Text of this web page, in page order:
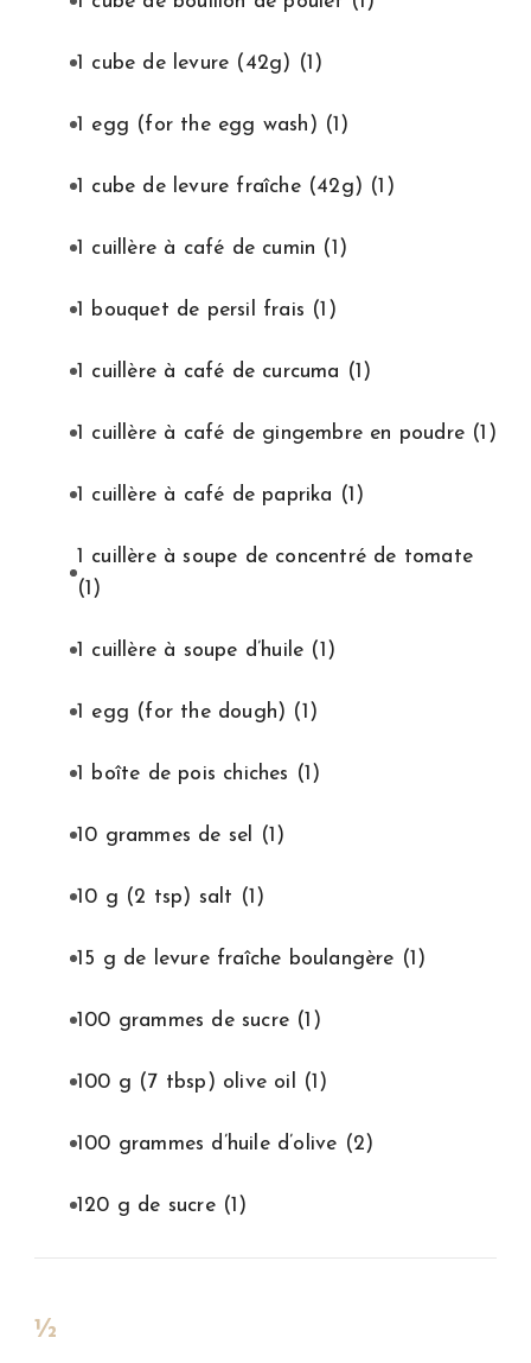
1 cube de levure (42g) (1)
1 egg (for the egg wash) (1)
1 cube de levure fraîche (42g) (1)
1 cuillère à café de cumin (1)
1 bouquet de persil frais (1)
1 cuillère à café de curcuma (1)
1 cuillère à café de gingembre en poudre (1)
1 cuillère à café de paprika (1)
1 cuillère à soupe de concentré de tomate
(1)
1 cuillère à soupe d’huile (1)
1 egg (for the dough) (1)
1 boîte de pois chiches (1)
10 grammes de sel (1)
10 g (2 tsp) salt (1)
15 g de levure fraîche boulangère (1)
100 grammes de sucre (1)
100 g (7 tbsp) olive oil (1)
100 grammes d’huile d’olive (2)
120 g de sucre (1)
½